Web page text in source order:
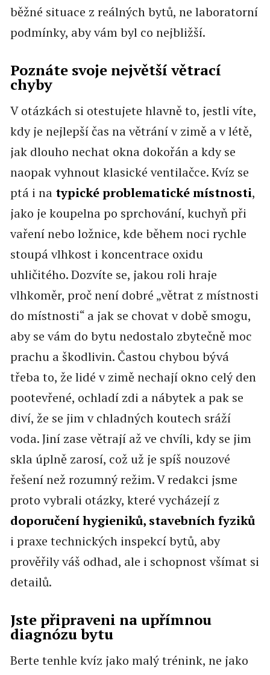
běžné situace z reálných bytů, ne laboratorní
podmínky, aby vám byl co nejbližší.
Poznáte svoje největší větrací
chyby
V otázkách si otestujete hlavně to, jestli víte,
kdy je nejlepší čas na větrání v zimě a v létě,
jak dlouho nechat okna dokořán a kdy se
naopak vyhnout klasické ventilačce. Kvíz se
ptá i na typické problematické místnosti,
jako je koupelna po sprchování, kuchyň při
vaření nebo ložnice, kde během noci rychle
stoupá vlhkost i koncentrace oxidu
uhličitého. Dozvíte se, jakou roli hraje
vlhkoměr, proč není dobré „větrat z místnosti
do místnosti“ a jak se chovat v době smogu,
aby se vám do bytu nedostalo zbytečně moc
prachu a škodlivin. Častou chybou bývá
třeba to, že lidé v zimě nechají okno celý den
pootevřené, ochladí zdi a nábytek a pak se
diví, že se jim v chladných koutech sráží
voda. Jiní zase větrají až ve chvíli, kdy se jim
skla úplně zarosí, což už je spíš nouzové
řešení než rozumný režim. V redakci jsme
proto vybrali otázky, které vycházejí z
doporučení hygieniků, stavebních fyziků
i praxe technických inspekcí bytů, aby
prověřily váš odhad, ale i schopnost všímat si
detailů.
Jste připraveni na upřímnou
diagnózu bytu
Berte tenhle kvíz jako malý trénink, ne jako